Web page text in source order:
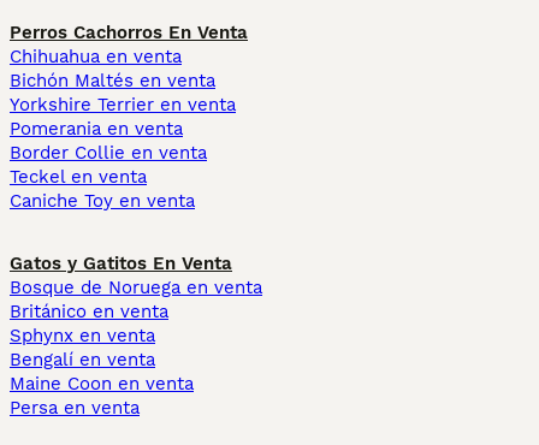
Perros Cachorros En Venta
Chihuahua en venta
Bichón Maltés en venta
Yorkshire Terrier en venta
Pomerania en venta
Border Collie en venta
Teckel en venta
Caniche Toy en venta
Gatos y Gatitos En Venta
Bosque de Noruega en venta
Británico en venta
Sphynx en venta
Bengalí en venta
Maine Coon en venta
Persa en venta